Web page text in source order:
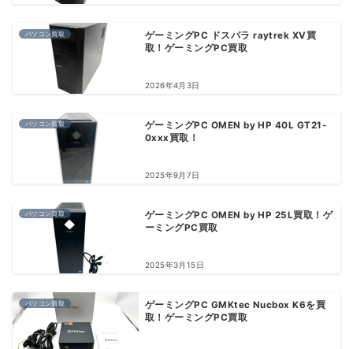
パソコン買取
ゲーミングPC ドスパラ raytrek XV買
取！ゲーミングPC買取
2026年4月3日
パソコン買取
ゲーミングPC OMEN by HP 40L GT21-
0xxx買取！
2025年9月7日
パソコン買取
ゲーミングPC OMEN by HP 25L買取！ゲ
ーミングPC買取
2025年3月15日
パソコン買取
ゲーミングPC GMKtec Nucbox K6を買
取！ゲーミングPC買取